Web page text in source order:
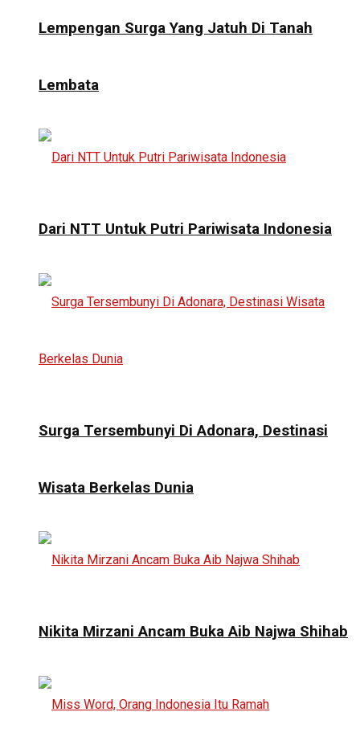
Lempengan Surga Yang Jatuh Di Tanah
Lembata
Dari NTT Untuk Putri Pariwisata Indonesia
Surga Tersembunyi Di Adonara, Destinasi
Wisata Berkelas Dunia
Nikita Mirzani Ancam Buka Aib Najwa Shihab